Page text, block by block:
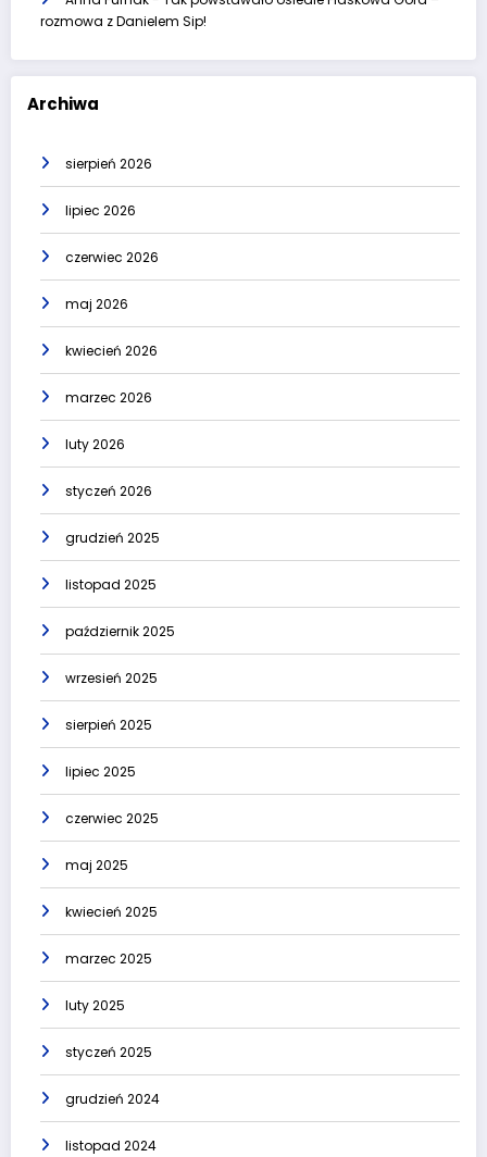
rozmowa z Danielem Sip!
Archiwa
sierpień 2026
lipiec 2026
czerwiec 2026
maj 2026
kwiecień 2026
marzec 2026
luty 2026
styczeń 2026
grudzień 2025
listopad 2025
październik 2025
wrzesień 2025
sierpień 2025
lipiec 2025
czerwiec 2025
maj 2025
kwiecień 2025
marzec 2025
luty 2025
styczeń 2025
grudzień 2024
listopad 2024